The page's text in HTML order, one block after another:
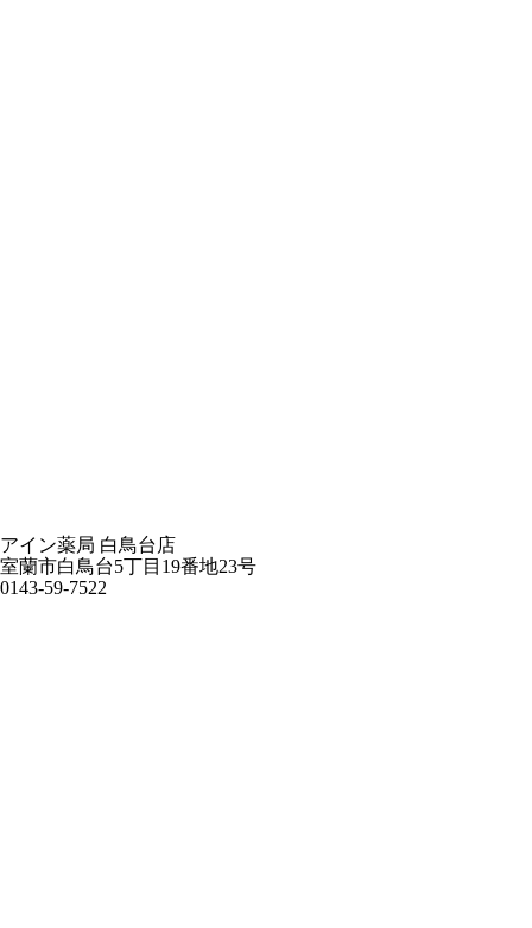
アイン薬局 白鳥台店
室蘭市白鳥台5丁目19番地23号
0143-59-7522